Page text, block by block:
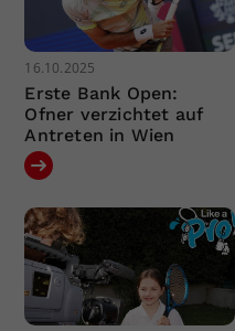
16.10.2025
Erste Bank Open:
Ofner verzichtet auf
Antreten in Wien